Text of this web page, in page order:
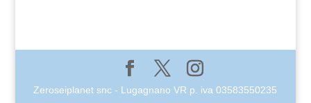
Zeroseiplanet snc - Lugagnano VR p. iva 03583550235